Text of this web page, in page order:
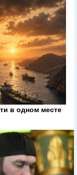
в одном месте